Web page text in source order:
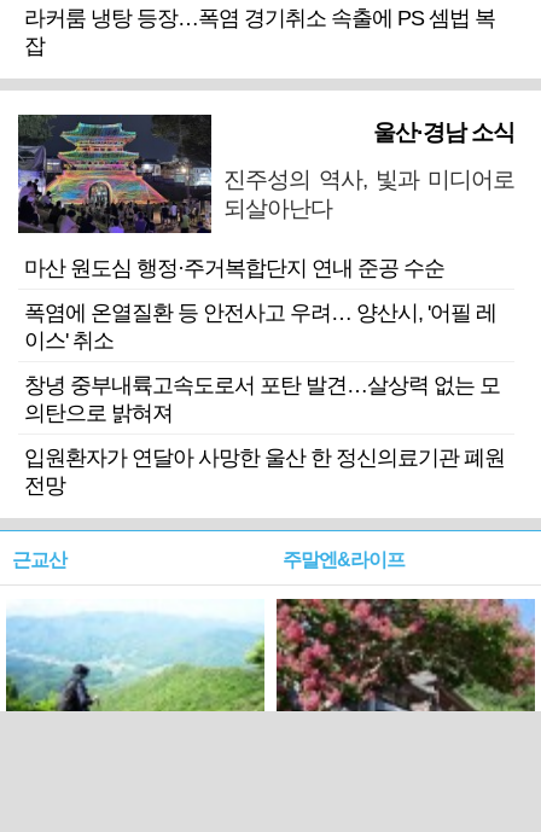
라커룸 냉탕 등장…폭염 경기취소 속출에 PS 셈법 복
잡
울산·경남 소식
진주성의 역사, 빛과 미디어로
되살아난다
마산 원도심 행정·주거복합단지 연내 준공 수순
폭염에 온열질환 등 안전사고 우려… 양산시, '어필 레
이스' 취소
창녕 중부내륙고속도로서 포탄 발견…살상력 없는 모
의탄으로 밝혀져
입원환자가 연달아 사망한 울산 한 정신의료기관 폐원
전망
근교산 주말엔&라이프